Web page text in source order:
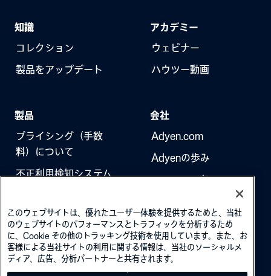
知識
コレクション
製品をアップデート
アカデミー
ウェビナー
ハウツー動画
製品
プライシング（手数
料）について
不正利用検知システム
証）
会社
Adyen.com
Adyenの歩み
ニュースレター
このウェブサイトは、優れたユーザー体験を提供するためと、当社
のウェブサイトのパフォーマンスとトラフィックを分析するため
に、Cookie その他のトラッキング技術を使用しています。また、お
客様による当社サイトの利用に関する情報は、当社のソーシャルメ
ディア、広告、分析パートナーと共有されます。